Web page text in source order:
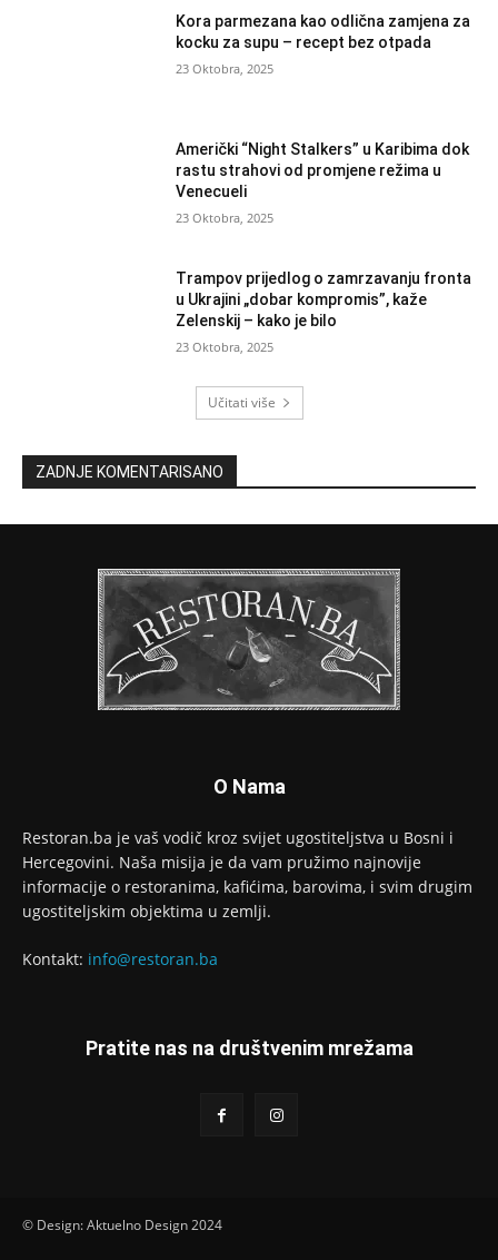
Kora parmezana kao odlična zamjena za
kocku za supu – recept bez otpada
23 Oktobra, 2025
Američki “Night Stalkers” u Karibima dok
rastu strahovi od promjene režima u
Venecueli
23 Oktobra, 2025
Trampov prijedlog o zamrzavanju fronta
u Ukrajini „dobar kompromis”, kaže
Zelenskij – kako je bilo
23 Oktobra, 2025
Učitati više
ZADNJE KOMENTARISANO
O Nama
Restoran.ba je vaš vodič kroz svijet ugostiteljstva u Bosni i
Hercegovini. Naša misija je da vam pružimo najnovije
informacije o restoranima, kafićima, barovima, i svim drugim
ugostiteljskim objektima u zemlji.
Kontakt: info@restoran.ba
Pratite nas na društvenim mrežama
© Design: Aktuelno Design 2024